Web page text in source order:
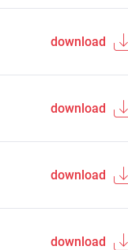
download
download
download
download